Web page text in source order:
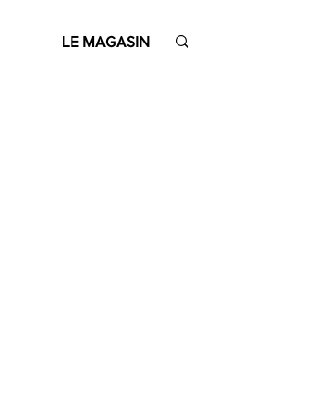
LE MAGASIN